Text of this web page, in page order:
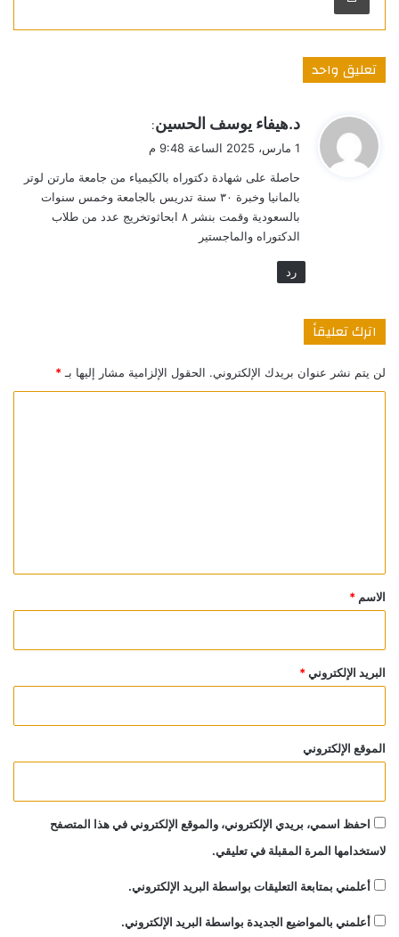
تعليق واحد
ي
ل
د.هيفاء يوسف الحسين:
1 مارس، 2025 الساعة 9:48 م
حاصلة على شهادة دكتوراه بالكيمياء من جامعة مارتن لوتر
بالمانيا وخبرة ٣٠ سنة تدريس بالجامعة وخمس سنوات
بالسعودية وقمت بنشر ٨ ابحاثوتخريج عدد من طلاب
الدكتوراه والماجستير
رد
اترك تعليقاً
لن يتم نشر عنوان بريدك الإلكتروني. الحقول الإلزامية مشار إليها بـ *
*
الاسم *
البريد الإلكتروني*
الموقع الإلكتروني
احفظ اسمي، بريدي الإلكتروني، والموقع الإلكتروني في هذا المتصفح
لاستخدامها المرة المقبلة في تعليقي.
أعلمني بمتابعة التعليقات بواسطة البريد الإلكتروني.
أعلمني بالمواضيع الجديدة بواسطة البريد الإلكتروني.